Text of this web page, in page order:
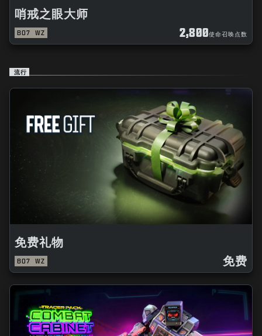
哨戒之眼大师
BO7 WZ 2,800使命召唤点数
流行
免费礼物
BO7 WZ 免费